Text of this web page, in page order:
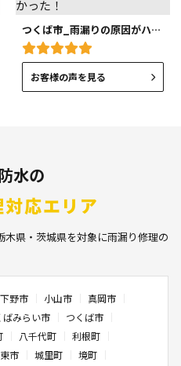
つくば市_雨漏りの原因がハッキリ目で見えて本当に良かった！
お客様の声を見る
水の
応エリア
県・茨城県を対象に雨漏り修理の
下野市 小山市
真岡市
ばみらい市
つくば市
八千代町
利根町
市 城里町
境町